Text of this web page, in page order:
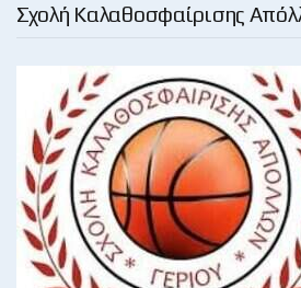
Σχολή Καλαθοσφαίρισης